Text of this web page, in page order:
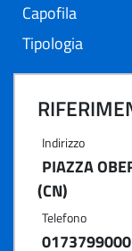
Capofila
Tipologia
Indirizzo
PIAZZA
(CN)
Telefono
0173799000